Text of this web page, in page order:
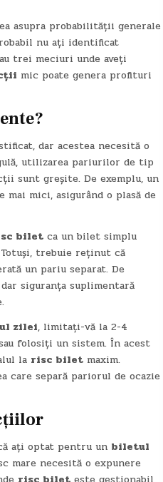
asupra probabilității generale
nu ați identificat
trei meciuri unde aveți
mic poate genera profituri
dar acestea necesită o
utilizarea pariurilor de tip
sunt greșite. De exemplu, un
mici, asigurând o plasă de
biletca un bilet simplu
trebuie reținut că
un pariu separat. De
siguranța suplimentară
zilei, limitați-vă la 2-4
folosiți un sistem. În acest
la risc biletmaxim.
care separă pariorul de ocazie
ați optat pentru un biletul
mare necesită o expunere